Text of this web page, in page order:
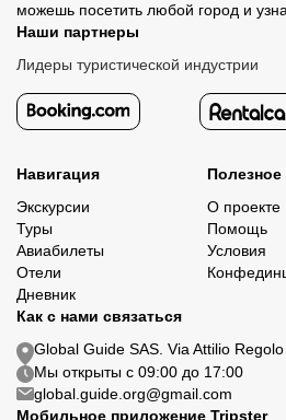
можешь посетить любой город и
Наши партнеры
Лидеры туристической индустрии
Навигация
Экскурсии
Туры
Авиабилеты
Отели
Дневник
Полезное
О проекте
Помощь
Условия
Как с нами связаться
Global Guide SAS. Via Attilio
Мы открыты с 09:00 до 17:00
global.guide.org@gmail.com
Мобильное приложение Tripster